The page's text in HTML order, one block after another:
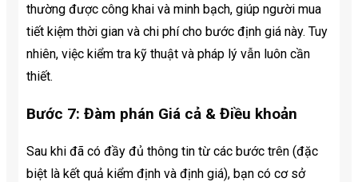
thường được công khai và minh bạch, giúp người mua
tiết kiệm thời gian và chi phí cho bước định giá này. Tuy
nhiên, việc kiểm tra kỹ thuật và pháp lý vẫn luôn cần
thiết.
Bước 7: Đàm phán Giá cả & Điều khoản
Sau khi đã có đầy đủ thông tin từ các bước trên (đặc
biệt là kết quả kiểm định và định giá), bạn có cơ sở